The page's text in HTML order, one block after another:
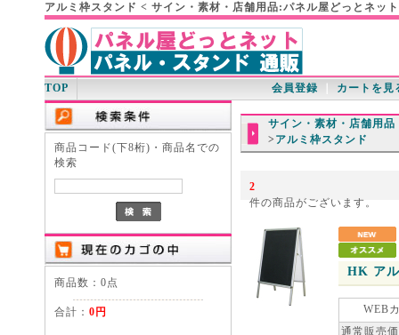
アルミ枠スタンド < サイン・素材・店舗用品:パネル屋どっとネット
TOP 会員登録 カートを見
商品コード(下8桁)・商品名での
検索
商品数：0点
合計： 0円
サイン・素材・店舗用品
> アルミ枠スタンド
2
件の商品がございます。
HK ア
WEB
通常販売